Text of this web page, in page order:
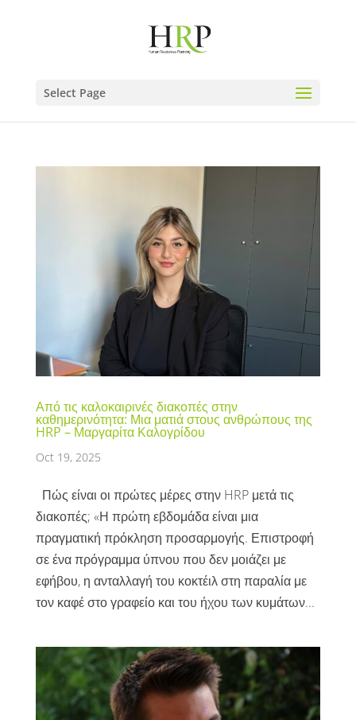
Select Page
Από τις καλοκαιρινές διακοπές στην
καθημερινότητα: Μια ματιά στους ανθρώπους της
HRP – Μαργαρίτα Καλογρίδου
Oct 19, 2025
Πώς είναι οι πρώτες μέρες στην HRP μετά τις
διακοπές; «Η πρώτη εβδομάδα είναι μια
πραγματική πρόκληση προσαρμογής. Επιστροφή
σε ένα πρόγραμμα ύπνου που δεν μοιάζει με
εφήβου, η ανταλλαγή του κοκτέιλ στη παραλία με
τον καφέ στο γραφείο και του ήχου των κυμάτων...